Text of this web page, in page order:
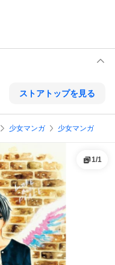
ストアトップを見る
少女マンガ 少女マンガ
1/1